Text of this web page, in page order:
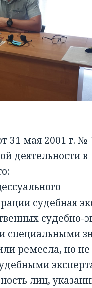
31 мая 2001 г. №
деятельности в
судебная
судебно-
ремесла, но не
лиц,